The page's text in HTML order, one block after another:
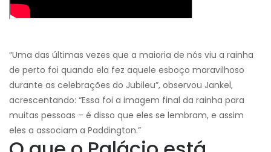
“Uma das últimas vezes que a maioria de nós viu a rainha
de perto foi quando ela fez aquele esboço maravilhoso
durante as celebrações do Jubileu”, observou Jankel,
acrescentando: “Essa foi a imagem final da rainha para
muitas pessoas – é disso que eles se lembram, e assim
eles a associam a Paddington.”